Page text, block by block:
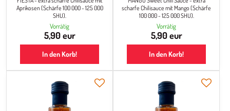
Aprikosen (Schärfe 100 000 - 125 000
SHU).
Vorrätig
5,90 eur
In den Korb!
scharfe Chilisauce mit Mango (Schärfe
100 000 - 125 000 SHU).
Vorrätig
5,90 eur
In den Korb!